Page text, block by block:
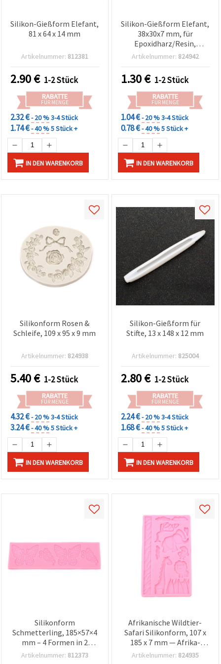
Silikon-Gießform Elefant,
81 x 64 x 14 mm
Artikelnummer: 812381
2.90€ 1-2 Stück
RABATTE
FÜR MENGE
2.32 €- 20 %3-4 Stück
1.74 €- 40 %5 Stück +
IN DEN WARENKORB
Silikon-Gießform Elefant,
38x30x7 mm, für
Epoxidharz/Resin,
Schmuck & Basteln
Artikelnummer: 824942
1.30€ 1-2 Stück
RABATTE
FÜR MENGE
1.04 €- 20 %3-4 Stück
0.78 €- 40 %5 Stück +
IN DEN WARENKORB
Silikonform Rosen &
Schleife, 109 x 95 x 9 mm
Artikelnummer: 824938
5.40€ 1-2 Stück
RABATTE
FÜR MENGE
4.32 €- 20 %3-4 Stück
3.24 €- 40 %5 Stück +
IN DEN WARENKORB
Silikon-Gießform für
Stifte, 13 x 148 x 12 mm
Artikelnummer: 825004
2.80€ 1-2 Stück
RABATTE
FÜR MENGE
2.24 €- 20 %3-4 Stück
1.68 €- 40 %5 Stück +
IN DEN WARENKORB
Silikonform
Schmetterling, 185×57×4
mm – 4 Formen in 2
Größen, DIY
Artikelnummer: 812373
Afrikanische Wildtier-
Safari Silikonform, 107 x
185 x 7 mm — Afrika-
Landschafts-Design,
Artikelnummer: 824935